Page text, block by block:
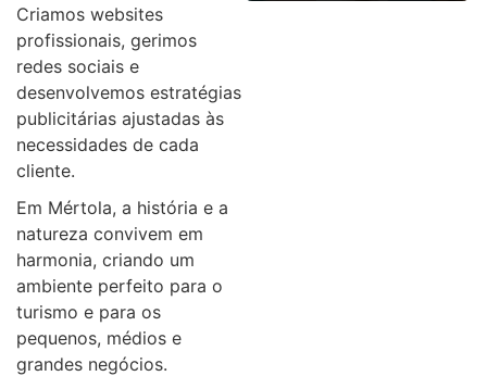
Criamos websites
profissionais, gerimos
redes sociais e
desenvolvemos estratégias
publicitárias ajustadas às
necessidades de cada
cliente.
Em Mértola, a história e a
natureza convivem em
harmonia, criando um
ambiente perfeito para o
turismo e para os
pequenos, médios e
grandes negócios.